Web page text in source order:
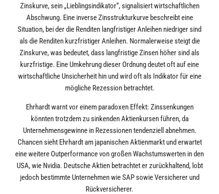
Zinskurve, sein „Lieblingsindikator“, signalisiert wirtschaftlichen
Abschwung. Eine inverse Zinsstrukturkurve beschreibt eine
Situation, bei der die Renditen langfristiger Anleihen niedriger sind
als die Renditen kurzfristiger Anleihen. Normalerweise steigt die
Zinskurve, was bedeutet, dass langfristige Zinsen höher sind als
kurzfristige. Eine Umkehrung dieser Ordnung deutet oft auf eine
wirtschaftliche Unsicherheit hin und wird oft als Indikator für eine
mögliche Rezession betrachtet.
Ehrhardt warnt vor einem paradoxen Effekt: Zinssenkungen
könnten trotzdem zu sinkenden Aktienkursen führen, da
Unternehmensgewinne in Rezessionen tendenziell abnehmen.
Chancen sieht Ehrhardt am japanischen Aktienmarkt und erwartet
eine weitere Outperformance von großen Wachstumswerten in den
USA, wie Nvidia. Deutsche Aktien betrachtet er zurückhaltend, lobt
jedoch bestimmte Unternehmen wie SAP sowie Versicherer und
Rückversicherer.